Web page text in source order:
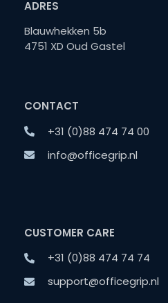
ADRES
Blauwhekken 5b
4751 XD Oud Gastel
CONTACT
+31 (0)88 474 74 00
info@officegrip.nl
CUSTOMER CARE
+31 (0)88 474 74 74
support@officegrip.nl